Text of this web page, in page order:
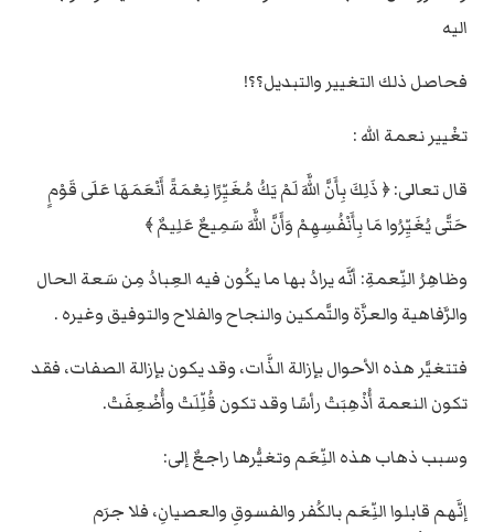
اليه
فحاصل ذلك التغيير والتبديل؟؟!
تغْيير نعمة الله :
قال تعالى: ﴿ ذَلِكَ بِأَنَّ اللَّهَ لَمْ يَكُ مُغَيِّرًا نِعْمَةً أَنْعَمَهَا عَلَى قَوْمٍ
حَتَّى يُغَيِّرُوا مَا بِأَنْفُسِهِمْ وَأَنَّ اللَّهَ سَمِيعٌ عَلِيمٌ ﴾
وظاهِرُ النِّعمةِ: أنَّه يرادُ بها ما يكُون فيه العِبادُ مِن سَعة الحال
والرَّفاهية والعزَّة والتَّمكين والنجاح والفلاح والتوفيق وغيره .
فتتغيَّر هذه الأحوال بإزالة الذَّات، وقد يكون بإزالة الصفات، فقد
تكون النعمة أُذْهِبَتْ رأسًا وقد تكون قُلِّلَتْ وأُضْعِفَتْ.
وسبب ذهاب هذه النِّعَم وتغيُّرها راجعٌ إلى:
إنَّهم قابلوا النِّعَم بالكُفر والفسوقِ والعصيانِ، فلا جرَم